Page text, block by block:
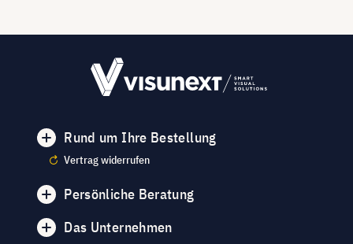
Rund um Ihre Bestellung
Vertrag widerrufen
Persönliche Beratung
Das Unternehmen